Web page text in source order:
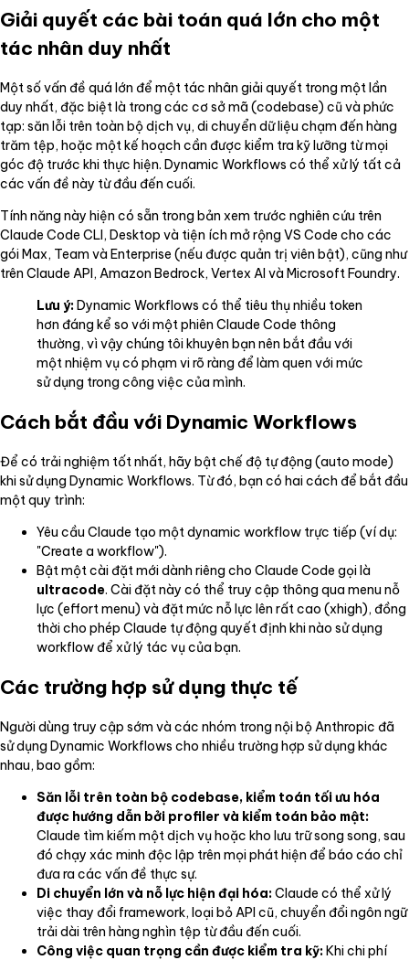
Giải quyết các bài toán quá lớn cho một
tác nhân duy nhất
Một số vấn đề quá lớn để một tác nhân giải quyết trong một lần
duy nhất, đặc biệt là trong các cơ sở mã (codebase) cũ và phức
tạp: săn lỗi trên toàn bộ dịch vụ, di chuyển dữ liệu chạm đến hàng
trăm tệp, hoặc một kế hoạch cần được kiểm tra kỹ lưỡng từ mọi
góc độ trước khi thực hiện. Dynamic Workflows có thể xử lý tất cả
các vấn đề này từ đầu đến cuối.
Tính năng này hiện có sẵn trong bản xem trước nghiên cứu trên
Claude Code CLI, Desktop và tiện ích mở rộng VS Code cho các
gói Max, Team và Enterprise (nếu được quản trị viên bật), cũng như
trên Claude API, Amazon Bedrock, Vertex AI và Microsoft Foundry.
Lưu ý:Dynamic Workflows có thể tiêu thụ nhiều token
hơn đáng kể so với một phiên Claude Code thông
thường, vì vậy chúng tôi khuyên bạn nên bắt đầu với
một nhiệm vụ có phạm vi rõ ràng để làm quen với mức
sử dụng trong công việc của mình.
Cách bắt đầu với Dynamic Workflows
Để có trải nghiệm tốt nhất, hãy bật chế độ tự động (auto mode)
khi sử dụng Dynamic Workflows. Từ đó, bạn có hai cách để bắt đầu
một quy trình:
Yêu cầu Claude tạo một dynamic workflow trực tiếp (ví dụ:
"Create a workflow").
Bật một cài đặt mới dành riêng cho Claude Code gọi là
ultracode. Cài đặt này có thể truy cập thông qua menu nỗ
lực (effort menu) và đặt mức nỗ lực lên rất cao (xhigh), đồng
thời cho phép Claude tự động quyết định khi nào sử dụng
workflow để xử lý tác vụ của bạn.
Các trường hợp sử dụng thực tế
Người dùng truy cập sớm và các nhóm trong nội bộ Anthropic đã
sử dụng Dynamic Workflows cho nhiều trường hợp sử dụng khác
nhau, bao gồm:
Săn lỗi trên toàn bộ codebase, kiểm toán tối ưu hóa
được hướng dẫn bởi profiler và kiểm toán bảo mật:
Claude tìm kiếm một dịch vụ hoặc kho lưu trữ song song, sau
đó chạy xác minh độc lập trên mọi phát hiện để báo cáo chỉ
đưa ra các vấn đề thực sự.
Di chuyển lớn và nỗ lực hiện đại hóa:Claude có thể xử lý
việc thay đổi framework, loại bỏ API cũ, chuyển đổi ngôn ngữ
trải dài trên hàng nghìn tệp từ đầu đến cuối.
Công việc quan trọng cần được kiểm tra kỹ:Khi chi phí